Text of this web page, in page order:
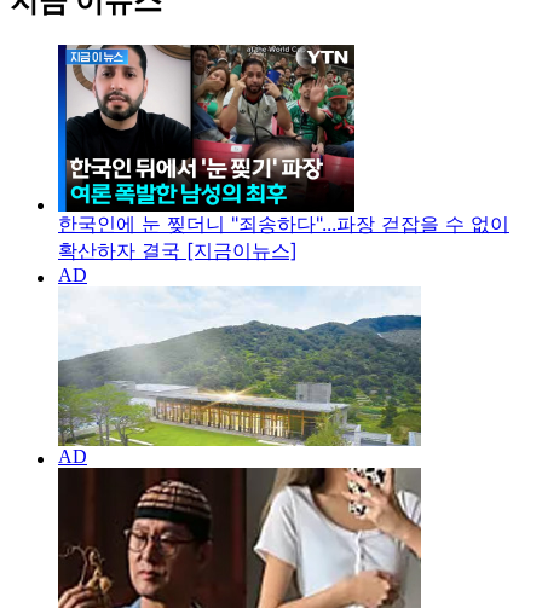
한국인에 눈 찢더니 "죄송하다"...파장 걷잡을 수 없이
확산하자 결국 [지금이뉴스]